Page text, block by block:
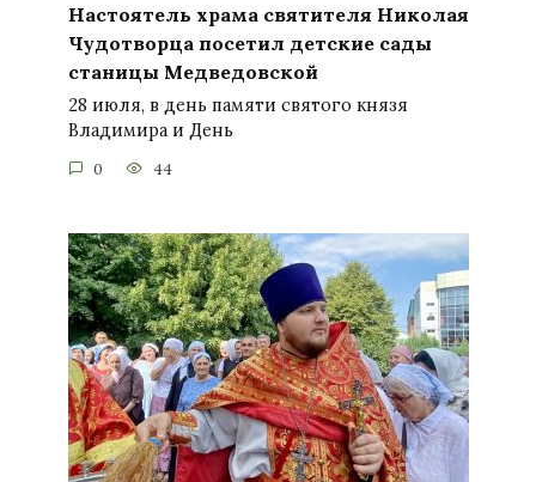
Настоятель храма святителя Николая
Чудотворца посетил детские сады
станицы Медведовской
28 июля, в день памяти святого князя
Владимира и День
0 44